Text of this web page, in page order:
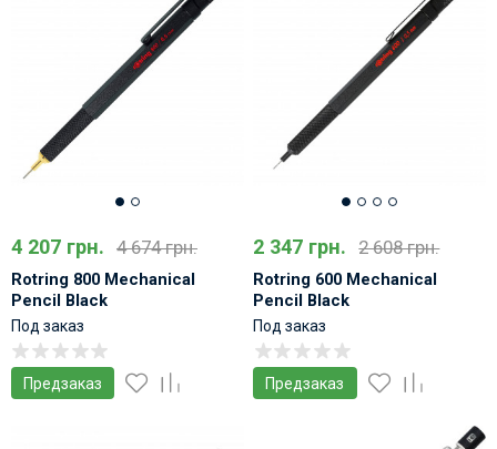
4 207 грн. 4 674 грн.
Rotring 800 Mechanical
Pencil Black
Под заказ
Предзаказ
2 347 грн. 2 608 грн.
Rotring 600 Mechanical
Pencil Black
Под заказ
Предзаказ